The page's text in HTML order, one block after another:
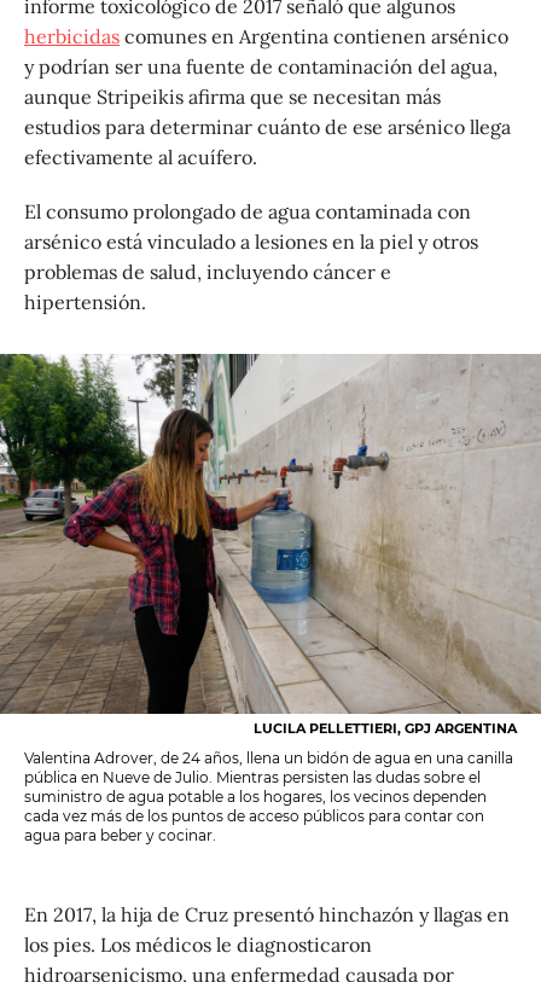
informe toxicológico de 2017 señaló que algunos
herbicidas comunes en Argentina contienen arsénico
y podrían ser una fuente de contaminación del agua,
aunque Stripeikis afirma que se necesitan más
estudios para determinar cuánto de ese arsénico llega
efectivamente al acuífero.
El consumo prolongado de agua contaminada con
arsénico está vinculado a lesiones en la piel y otros
problemas de salud, incluyendo cáncer e
hipertensión.
LUCILA PELLETTIERI, GPJ ARGENTINA
Valentina Adrover, de 24 años, llena un bidón de agua en una canilla
pública en Nueve de Julio. Mientras persisten las dudas sobre el
suministro de agua potable a los hogares, los vecinos dependen
cada vez más de los puntos de acceso públicos para contar con
agua para beber y cocinar.
En 2017, la hija de Cruz presentó hinchazón y llagas en
los pies. Los médicos le diagnosticaron
hidroarsenicismo, una enfermedad causada por